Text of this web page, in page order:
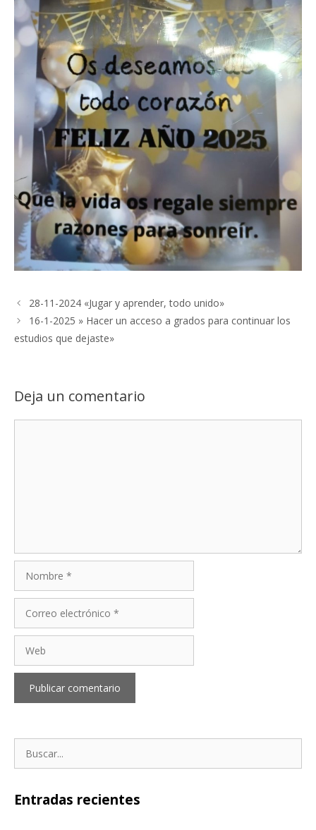
28-11-2024 «Jugar y aprender, todo unido»
16-1-2025 » Hacer un acceso a grados para continuar los
estudios que dejaste»
Deja un comentario
electrónico
Entradas recientes